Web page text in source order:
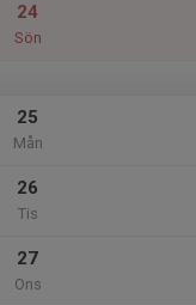
24
Sön
25
Mån
26
Tis
27
Ons